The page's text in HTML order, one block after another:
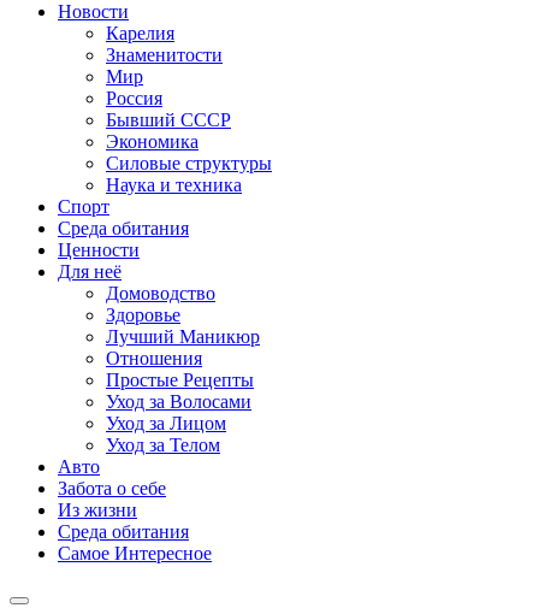
Новости
Карелия
Знаменитости
Мир
Россия
Бывший СССР
Экономика
Силовые структуры
Наука и техника
Спорт
Среда обитания
Ценности
Для неё
Домоводство
Здоровье
Лучший Маникюр
Отношения
Простые Рецепты
Уход за Волосами
Уход за Лицом
Уход за Телом
Авто
Забота о себе
Из жизни
Среда обитания
Самое Интересное